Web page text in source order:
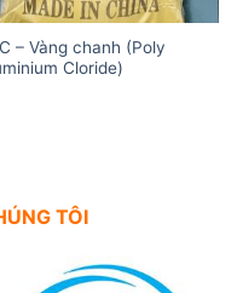
– Vàng chanh (Poly
Cloride)
TÔI